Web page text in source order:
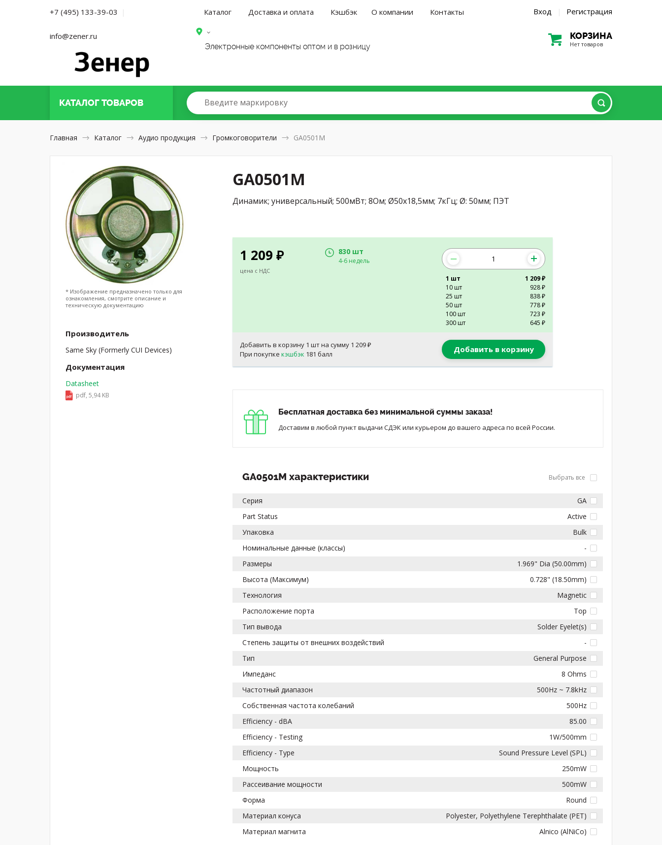
+7 (495) 133-39-03 |
info@zener.ru
Каталог Доставка и оплата Кэшбэк О компании Контакты Вход | Регистрация
Электронные компоненты оптом и в розницу
КОРЗИНА
Нет товаров
КАТАЛОГТОВАРОВ Введите маркировку
Главная Каталог Аудио продукция Громкоговорители GA0501M
GA0501M
Динамик; универсальный; 500мВт; 8Ом; Ø50x18,5мм; 7кГц; Ø: 50мм; ПЭТ
1 209 ₽
цена с НДС
830 шт
4-6 недель
1 шт
1 209 ₽
10 шт
928 ₽
25 шт
838 ₽
50 шт
778 ₽
100 шт
723 ₽
300 шт
645 ₽
Добавить в корзину 1 шт на сумму 1 209 ₽
При покупкекэшбэк 181 балл Добавить в корзину
Бесплатная доставка без минимальной суммы заказа!
Доставим в любой пункт выдачи СДЭК или курьером до вашего адреса по всей России.
GA0501M характеристики Выбрать все
Серия
GA
Part Status
Active
Упаковка
Bulk
Номинальные данные (классы)
-
Размеры
1.969" Dia (50.00mm)
Высота (Максимум)
0.728" (18.50mm)
Технология
Magnetic
Расположение порта
Top
Тип вывода
Solder Eyelet(s)
Степень защиты от внешних воздействий
-
Тип
General Purpose
Импеданс
8 Ohms
Частотный диапазон
500Hz ~ 7.8kHz
Собственная частота колебаний
500Hz
Efficiency - dBA
85.00
Efficiency - Testing
1W/500mm
Efficiency - Type
Sound Pressure Level (SPL)
Мощность
250mW
Рассеивание мощности
500mW
Форма
Round
Материал конуса
Polyester, Polyethylene Terephthalate (PET)
Материал магнита
Alnico (AlNiCo)
* Изображение предназначено только для
ознакомления, смотрите описание и
техническую документацию
Производитель
Same Sky (Formerly CUI Devices)
Документация
Datasheet
pdf, 5,94 KB